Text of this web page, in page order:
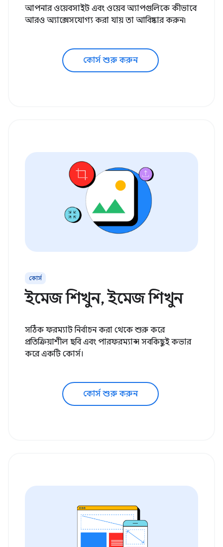
আপনার ওয়েবসাইট এবং ওয়েব অ্যাপগুলিকে কীভাবে
আরও অ্যাক্সেসযোগ্য করা যায় তা আবিষ্কার করুন৷
কোর্স শুরু করুন
কোর্স
ইমেজ শিখুন, ইমেজ শিখুন
সঠিক ফরম্যাট নির্বাচন করা থেকে শুরু করে
প্রতিক্রিয়াশীল ছবি এবং পারফরম্যান্স সবকিছুই কভার
করে একটি কোর্স।
কোর্স শুরু করুন